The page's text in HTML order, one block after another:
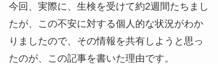
今回、実際に、生検を受けて約2週間たちまし
たが、この不安に対する個人的な状況がわか
りましたので、その情報を共有しようと思っ
たのが、この記事を書いた理由です。